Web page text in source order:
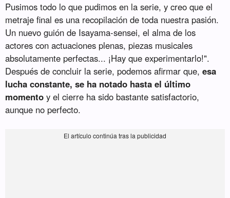
Pusimos todo lo que pudimos en la serie, y creo que el
metraje final es una recopilación de toda nuestra pasión.
Un nuevo guión de Isayama-sensei, el alma de los
actores con actuaciones plenas, piezas musicales
absolutamente perfectas... ¡Hay que experimentarlo!".
Después de concluir la serie, podemos afirmar que,esa
lucha constante, se ha notado hasta el último
momento y el cierre ha sido bastante satisfactorio,
aunque no perfecto.